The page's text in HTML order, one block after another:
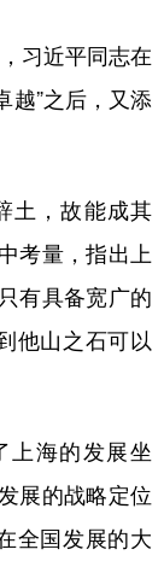
习近平同志在
越”之后，又添
，故能成其
考量，指出上
有具备宽广的
他山之石可以
海的发展坐
展的战略定位
全国发展的大